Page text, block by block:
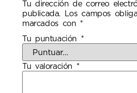
Tu dirección de correo
publicada.
Los campos
marcados con *
Tu puntuación *
Tu valoración *